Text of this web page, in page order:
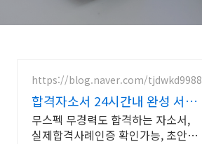
https://blog.naver.com/tjdwkd9988
합격자소서 24시간내 완성 서류
합격의 비밀
무스펙 무경력도 합격하는 자소서,
실제합격사례인증 확인가능, 초안없